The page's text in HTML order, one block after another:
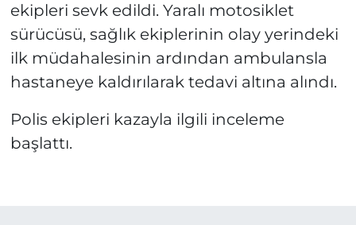
ekipleri sevk edildi. Yaralı motosiklet
sürücüsü, sağlık ekiplerinin olay yerindeki
ilk müdahalesinin ardından ambulansla
hastaneye kaldırılarak tedavi altına alındı.
Polis ekipleri kazayla ilgili inceleme
başlattı.